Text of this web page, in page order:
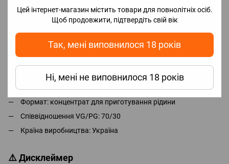
Цей інтернет-магазин містить товари для повнолітніх осіб.
Щоб продовжити, підтвердіть свій вік
Так, мені виповнилося 18 років
Ні, мені не виповнилося 18 років
Для максимально насиченого смаку рекомендуєтьсядати
рідині настоятися 2–5 днів, але використовувати її можна
Характеристики готової рідини
Обʼєм: 60 ml
Тип продукту: ароматизатор
Формат: концентрат для приготування рідини
Співвідношення VG/PG: 70/30
Країна виробництва: Україна
⚠️ Дисклеймер